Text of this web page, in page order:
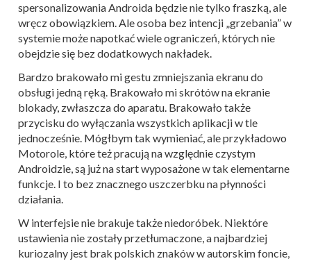
spersonalizowania Androida będzie nie tylko fraszką, ale
wręcz obowiązkiem. Ale osoba bez intencji „grzebania” w
systemie może napotkać wiele ograniczeń, których nie
obejdzie się bez dodatkowych nakładek.
Bardzo brakowało mi gestu zmniejszania ekranu do
obsługi jedną ręką. Brakowało mi skrótów na ekranie
blokady, zwłaszcza do aparatu. Brakowało także
przycisku do wyłączania wszystkich aplikacji w tle
jednocześnie. Mógłbym tak wymieniać, ale przykładowo
Motorole, które też pracują na względnie czystym
Androidzie, są już na start wyposażone w tak elementarne
funkcje. I to bez znacznego uszczerbku na płynności
działania.
W interfejsie nie brakuje także niedoróbek. Niektóre
ustawienia nie zostały przetłumaczone, a najbardziej
kuriozalny jest brak polskich znaków w autorskim foncie,